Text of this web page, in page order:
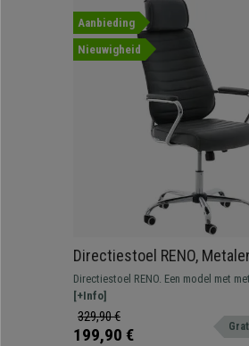
Aanbieding
Nieuwigheid
Directiestoel RENO,
Structuur, Grote
in Leder, Grijs
Directiestoel RENO. Een model met
structuur, een gevulde zitting en
bekleed met gestikt leder. Opvalllend
rugleuning met geïntegreerde
[+Info]
329,90 €
199,90 €